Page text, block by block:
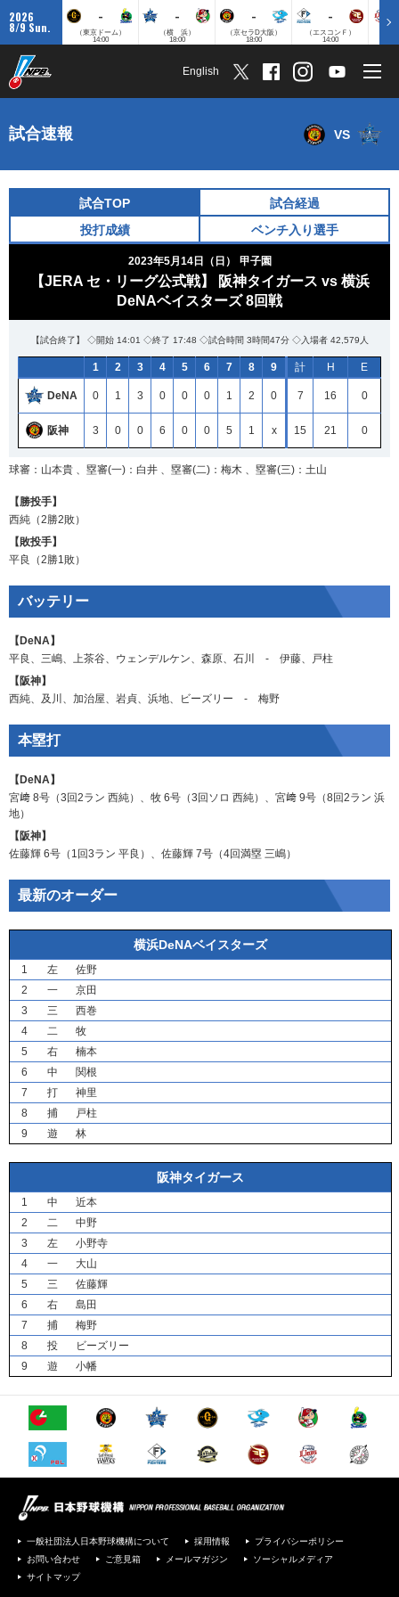
2026
8/9 Sun.
-
（東京ドーム）
14:00
-
（横 浜）
18:00
-
（京セラD大阪）
18:00
-
（エスコンＦ）
14:00
English
試合速報 VS
試合TOP
試合経過
投打成績
ベンチ入り選手
2023年5月14日（日） 甲子園
【JERA セ・リーグ公式戦】 阪神タイガース vs 横浜
DeNAベイスターズ 8回戦
【試合終了】 ◇開始 14:01 ◇終了 17:48 ◇試合時間 3時間47分 ◇入場者 42,579人
1 2 3 4 5 6 7 8 9 計 H E
DeNA 0 1 3 0 0 0 1 2 0 7 16 0
阪神 3 0 0 6 0 0 5 1 x 15 21 0
球審：山本貴 、塁審(一)：白井 、塁審(二)：梅木 、塁審(三)：土山
【勝投手】
西純 （2勝2敗）
【敗投手】
平良
（2勝1敗）
バッテリー
【DeNA】
平良 、 三嶋、 上茶谷、 ウェンデルケン、 森原、 石川 ‐ 伊藤、
戸柱
【阪神】
西純、 及川 、 加治屋、 岩貞、 浜地、 ビーズリー ‐ 梅野
本塁打
【DeNA】
宮﨑 8号（3回2ラン 西純）、 牧 6号（3回ソロ 西純）、 宮﨑 9号（8回2ラン 浜
地）
【阪神】
佐藤輝 6号（1回3ラン 平良 ）、 佐藤輝 7号（4回満塁 三嶋）
最新のオーダー
横浜DeNAベイスターズ
1 左
佐野
2
一
京田
3
三
西巻
4
二
牧
5
右
楠本
6
中
関根
7
打
神里
8
捕
戸柱
9
遊 林
阪神タイガース
1 中
近本
2
二
中野
3
左
小野寺
4
一
大山
5
三
佐藤輝
6
右
島田
7
捕
梅野
8
投
ビーズリー
9
遊 小幡
一般社団法人日本野球機構について 採用情報
プライバシーポリシー
お問い合わせ
ご意見箱 メールマガジン
ソーシャルメディア
サイトマップ